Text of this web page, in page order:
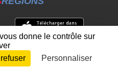
CONNEXION
donne le contrôle sur
Personnaliser